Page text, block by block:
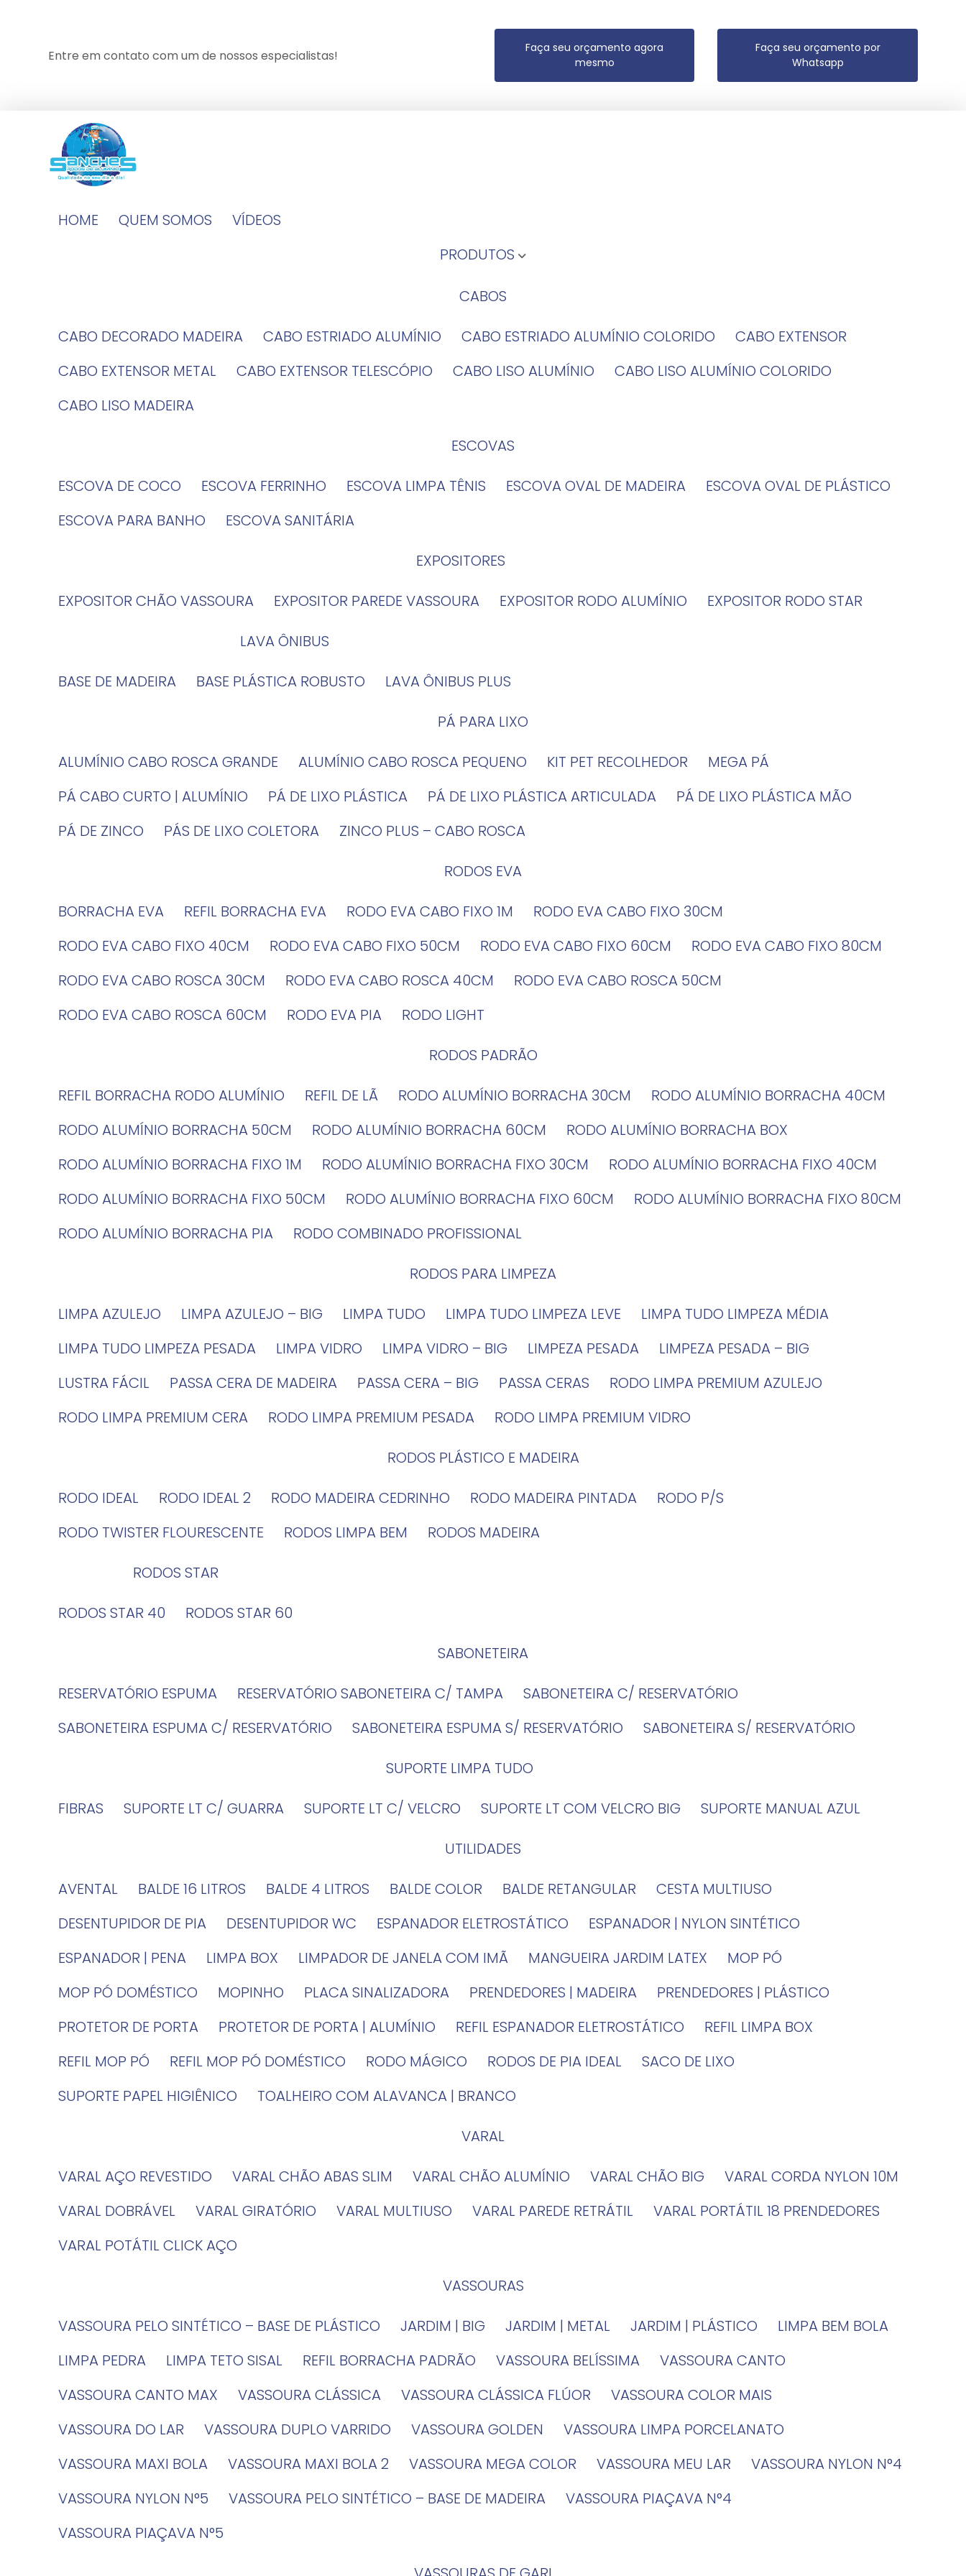
Entre em contato com um de nossos especialistas!
Faça seu orçamento agora
mesmo
Faça seu orçamento por
Whatsapp
HOME QUEM SOMOS
VÍDEOS
PRODUTOS
CABOS
CABO DECORADO MADEIRA
CABO ESTRIADO ALUMÍNIO CABO ESTRIADO ALUMÍNIO COLORIDO
CABO EXTENSOR
CABO EXTENSOR METAL
CABO EXTENSOR TELESCÓPIO CABO LISO ALUMÍNIO
CABO LISO ALUMÍNIO COLORIDO
CABO LISO MADEIRA
ESCOVAS
ESCOVA DE COCO
ESCOVA FERRINHO ESCOVA LIMPA TÊNIS ESCOVA OVAL DE MADEIRA
ESCOVA OVAL DE PLÁSTICO
ESCOVA PARA BANHO
ESCOVA SANITÁRIA
EXPOSITORES
EXPOSITOR CHÃO VASSOURA
EXPOSITOR PAREDE VASSOURA EXPOSITOR RODO ALUMÍNIO
EXPOSITOR RODO STAR
LAVA ÔNIBUS
BASE DE MADEIRA
BASE PLÁSTICA ROBUSTO
LAVA ÔNIBUS PLUS
PÁ PARA LIXO
ALUMÍNIO CABO ROSCA GRANDE
ALUMÍNIO CABO ROSCA PEQUENO KIT PET RECOLHEDOR
MEGA PÁ
PÁ CABO CURTO | ALUMÍNIO
PÁ DE LIXO PLÁSTICA PÁ DE LIXO PLÁSTICA ARTICULADA
PÁ DE LIXO PLÁSTICA MÃO
PÁ DE ZINCO
PÁS DE LIXO COLETORA
ZINCO PLUS – CABO ROSCA
RODOS EVA
BORRACHA EVA
REFIL BORRACHA EVA RODO EVA CABO FIXO 1M
RODO EVA CABO FIXO 30CM
RODO EVA CABO FIXO 40CM
RODO EVA CABO FIXO 50CM RODO EVA CABO FIXO 60CM
RODO EVA CABO FIXO 80CM
RODO EVA CABO ROSCA 30CM
RODO EVA CABO ROSCA 40CM
RODO EVA CABO ROSCA 50CM
RODO EVA CABO ROSCA 60CM
RODO EVA PIA
RODO LIGHT
RODOS PADRÃO
REFIL BORRACHA RODO ALUMÍNIO
REFIL DE LÃ RODO ALUMÍNIO BORRACHA 30CM
RODO ALUMÍNIO BORRACHA 40CM
RODO ALUMÍNIO BORRACHA 50CM
RODO ALUMÍNIO BORRACHA 60CM
RODO ALUMÍNIO BORRACHA BOX
RODO ALUMÍNIO BORRACHA FIXO 1M
RODO ALUMÍNIO BORRACHA FIXO 30CM
RODO ALUMÍNIO BORRACHA FIXO 40CM
RODO ALUMÍNIO BORRACHA FIXO 50CM
RODO ALUMÍNIO BORRACHA FIXO 60CM
RODO ALUMÍNIO BORRACHA FIXO 80CM
RODO ALUMÍNIO BORRACHA PIA
RODO COMBINADO PROFISSIONAL
RODOS PARA LIMPEZA
LIMPA AZULEJO
LIMPA AZULEJO – BIG LIMPA TUDO LIMPA TUDO LIMPEZA LEVE
LIMPA TUDO LIMPEZA MÉDIA
LIMPA TUDO LIMPEZA PESADA
LIMPA VIDRO LIMPA VIDRO – BIG LIMPEZA PESADA
LIMPEZA PESADA – BIG
LUSTRA FÁCIL
PASSA CERA DE MADEIRA PASSA CERA – BIG PASSA CERAS
RODO LIMPA PREMIUM AZULEJO
RODO LIMPA PREMIUM CERA
RODO LIMPA PREMIUM PESADA
RODO LIMPA PREMIUM VIDRO
RODOS PLÁSTICO E MADEIRA
RODO IDEAL
RODO IDEAL 2 RODO MADEIRA CEDRINHO RODO MADEIRA PINTADA
RODO P/S
RODO TWISTER FLOURESCENTE
RODOS LIMPA BEM
RODOS MADEIRA
RODOS STAR
RODOS STAR 40
RODOS STAR 60
SABONETEIRA
RESERVATÓRIO ESPUMA
RESERVATÓRIO SABONETEIRA C/ TAMPA
SABONETEIRA C/ RESERVATÓRIO
SABONETEIRA ESPUMA C/ RESERVATÓRIO
SABONETEIRA ESPUMA S/ RESERVATÓRIO
SABONETEIRA S/ RESERVATÓRIO
SUPORTE LIMPA TUDO
FIBRAS
SUPORTE LT C/ GUARRA SUPORTE LT C/ VELCRO SUPORTE LT COM VELCRO BIG
SUPORTE MANUAL AZUL
UTILIDADES
AVENTAL
BALDE 16 LITROS BALDE 4 LITROS BALDE COLOR BALDE RETANGULAR
CESTA MULTIUSO
DESENTUPIDOR DE PIA
DESENTUPIDOR WC ESPANADOR ELETROSTÁTICO
ESPANADOR | NYLON SINTÉTICO
ESPANADOR | PENA
LIMPA BOX LIMPADOR DE JANELA COM IMÃ MANGUEIRA JARDIM LATEX
MOP PÓ
MOP PÓ DOMÉSTICO
MOPINHO PLACA SINALIZADORA PRENDEDORES | MADEIRA
PRENDEDORES | PLÁSTICO
PROTETOR DE PORTA
PROTETOR DE PORTA | ALUMÍNIO REFIL ESPANADOR ELETROSTÁTICO
REFIL LIMPA BOX
REFIL MOP PÓ
REFIL MOP PÓ DOMÉSTICO RODO MÁGICO RODOS DE PIA IDEAL
SACO DE LIXO
SUPORTE PAPEL HIGIÊNICO
TOALHEIRO COM ALAVANCA | BRANCO
VARAL
VARAL AÇO REVESTIDO
VARAL CHÃO ABAS SLIM VARAL CHÃO ALUMÍNIO VARAL CHÃO BIG
VARAL CORDA NYLON 10M
VARAL DOBRÁVEL
VARAL GIRATÓRIO VARAL MULTIUSO VARAL PAREDE RETRÁTIL
VARAL PORTÁTIL 18 PRENDEDORES
VARAL POTÁTIL CLICK AÇO
VASSOURAS
VASSOURA PELO SINTÉTICO – BASE DE PLÁSTICO
JARDIM | BIG JARDIM | METAL JARDIM | PLÁSTICO
LIMPA BEM BOLA
LIMPA PEDRA
LIMPA TETO SISAL REFIL BORRACHA PADRÃO VASSOURA BELÍSSIMA
VASSOURA CANTO
VASSOURA CANTO MAX
VASSOURA CLÁSSICA VASSOURA CLÁSSICA FLÚOR
VASSOURA COLOR MAIS
VASSOURA DO LAR
VASSOURA DUPLO VARRIDO VASSOURA GOLDEN
VASSOURA LIMPA PORCELANATO
VASSOURA MAXI BOLA
VASSOURA MAXI BOLA 2 VASSOURA MEGA COLOR VASSOURA MEU LAR
VASSOURA NYLON N°4
VASSOURA NYLON N°5
VASSOURA PELO SINTÉTICO – BASE DE MADEIRA
VASSOURA PIAÇAVA N°4
VASSOURA PIAÇAVA N°5